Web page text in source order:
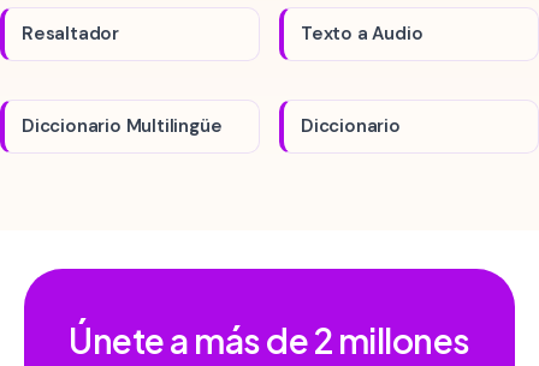
Resaltador Texto a Audio
Diccionario Multilingüe Diccionario
Únete a más de2 millones